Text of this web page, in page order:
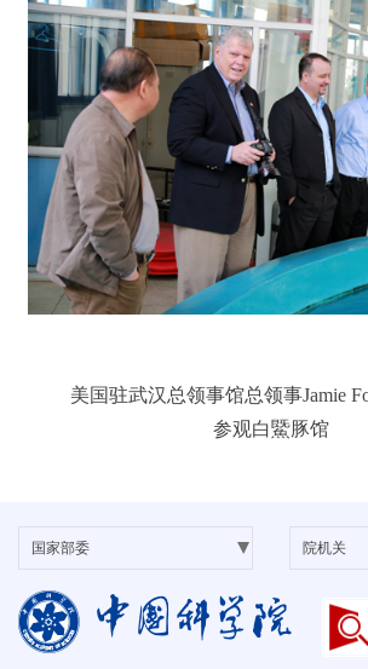
美国驻武汉总领事馆总领事Jamie
参观白鱀豚馆